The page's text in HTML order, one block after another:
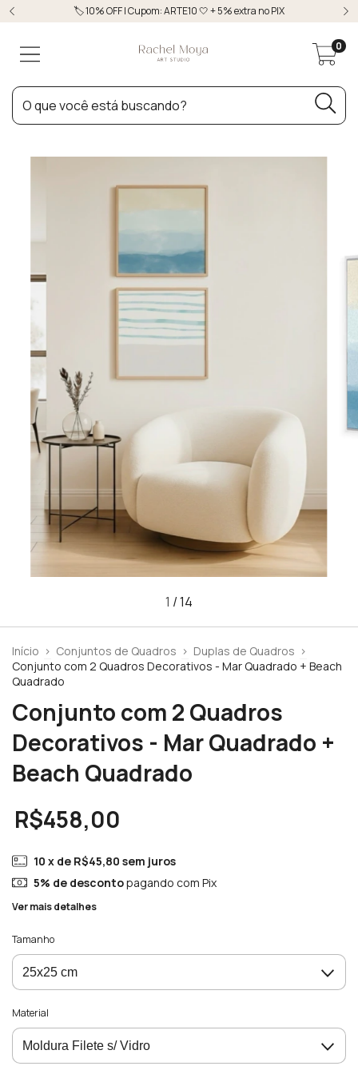
🏷️ 10% OFF | Cupom: ARTE10 🤍 + 5% extra no PIX
0
1 /14
Início > Conjuntos de Quadros > Duplas de Quadros >
Conjunto com 2 Quadros Decorativos - Mar Quadrado + Beach
Quadrado
Conjunto com 2 Quadros
Decorativos - Mar Quadrado +
Beach Quadrado
R$458,00
10 x de R$45,80 sem juros
5% de descontopagando com Pix
Ver mais detalhes
Tamanho
Material